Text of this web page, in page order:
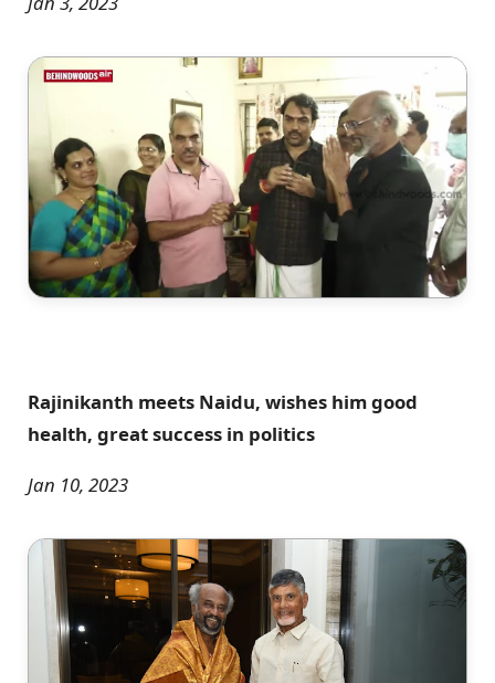
Rajinikanth meets Naidu, wishes him good
health, great success in politics
Jan 10, 2023